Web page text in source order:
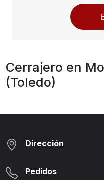
Cerrajero en
(Toledo)
Dirección
Pedidos